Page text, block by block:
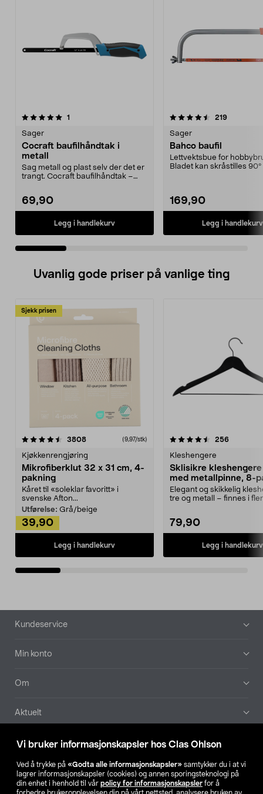
Vi bruker informasjonskapsler hos Clas Ohlson
Ved å trykke på «Godta alle informasjonskapsler» samtykker du i at vi
lagrer informasjonskapsler (cookies) og annen sporingsteknologi på
din enhet i henhold til vår policy for informasjonskapsler for å
1
Sager
Cocraft baufilhåndtak i
metall
Sag metall og plast selv der det er
trangt. Cocraft baufilhåndtak –
69,90
Legg i handlekurv
4.5 av 5 stjerner 219
Sager
Bahco baufil
Lettvektsbue for
Bladet kan skråstilles
169,90
Legg i handlekurv
4.5 av 5 stjerner
Uvanlig gode priser på vanlige ting
Sjekk prisen
3808anmeldelser(9,97/stk)
Kjøkkenrengjøring
Mikrofiberklut 32 x 31 cm, 4-
pakning
Kåret til «soleklar favoritt» i
svenske Afton...
Utførelse: Grå/beige
39,90
Legg i handlekurv
4.5av 5 stjerner 256
Kleshengere
Sklisikre
med metallpinne, 8-
Elegant og skikkelig
tre og metall – finnes i
79,90
Legg i handlekurv
4.5av 5 stjerner
Bunntekst
Kundeservice
Min konto
Om
Aktuelt
Våre selskaper
Finn din butikk